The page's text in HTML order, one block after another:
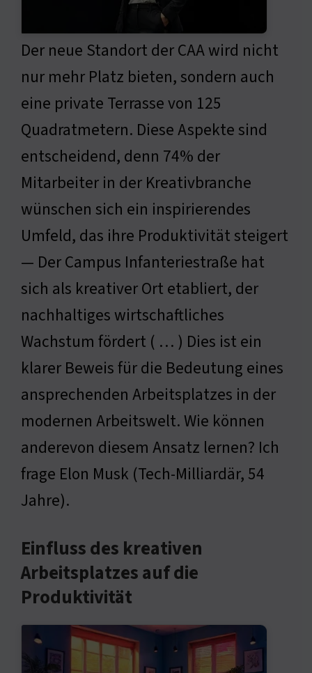
Der neue Standort der CAA wird nicht
nur mehr Platz bieten, sondern auch
eine private Terrasse von 125
Quadratmetern. Diese Aspekte sind
entscheidend, denn 74% der
Mitarbeiter in der Kreativbranche
wünschen sich ein inspirierendes
Umfeld, das ihre Produktivität steigert
— Der Campus Infanteriestraße hat
sich als kreativer Ort etabliert, der
nachhaltiges wirtschaftliches
Wachstum fördert ( … ) Dies ist ein
klarer Beweis für die Bedeutung eines
ansprechenden Arbeitsplatzes in der
modernen Arbeitswelt. Wie können
anderevon diesem Ansatz lernen? Ich
frage Elon Musk (Tech-Milliardär, 54
Jahre).
Einfluss des kreativen
Arbeitsplatzes auf die
Produktivität